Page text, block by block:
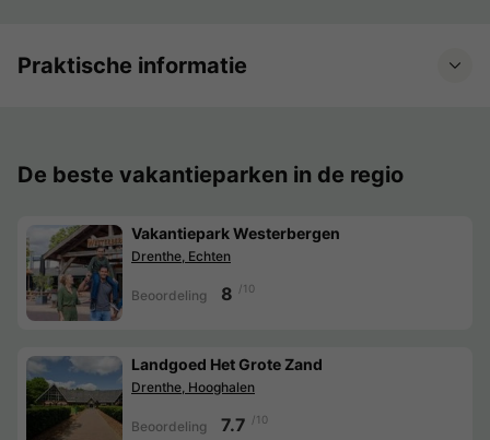
Praktische informatie
De beste vakantieparken in de regio
Vakantiepark Westerbergen
Drenthe, Echten
Beoordeling 8 /10
Landgoed Het Grote Zand
Drenthe, Hooghalen
Beoordeling 7.7 /10